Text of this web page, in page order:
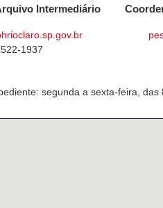
Intermediário
1937
segunda a sexta-feira,